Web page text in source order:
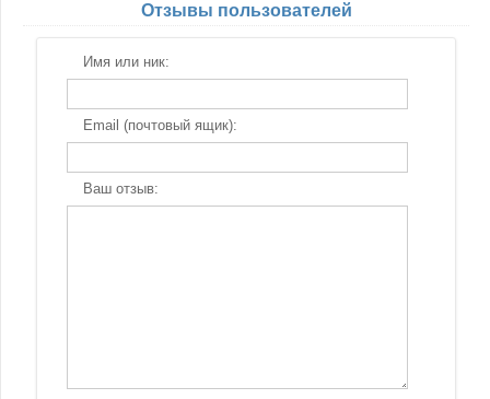
Отзывы пользователей
Имя или ник:
Email (почтовый ящик):
Ваш отзыв: